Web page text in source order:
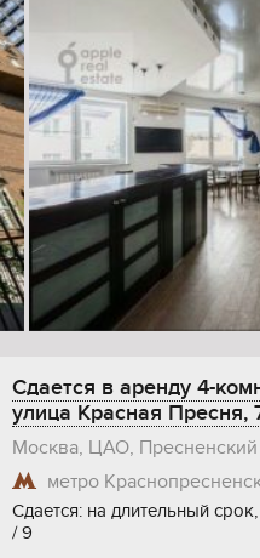
Сдается в аренду 4-
улица Красная Пресня,
Москва, ЦАО, Пресненский
метро
Сдается: на длительный
/ 9